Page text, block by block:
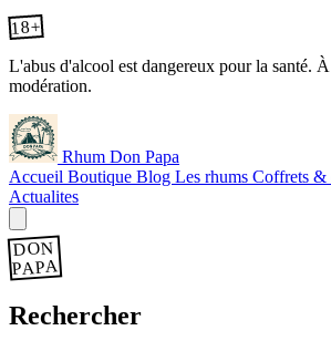
18+
L'abus d'alcool est dangereux pour la santé.
modération.
Rhum Don Papa
Accueil Boutique Blog Les rhums Coffrets &
Actualites
DON
PAPA
Rechercher